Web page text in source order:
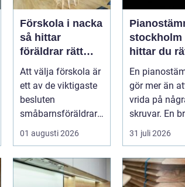
Förskola i nacka
så hittar
föräldrar rätt
pedagogisk
trygghet
Att välja förskola är
ett av de viktigaste
besluten
småbarnsföräldrar
tar. Omsorg,
trygghet, pedagog...
01 augusti 2026
stockholm så
hittar du
expert för
piano
En
gör mer än
vrida på
skruvar. En
stämning
hur pianot
31 juli 2026